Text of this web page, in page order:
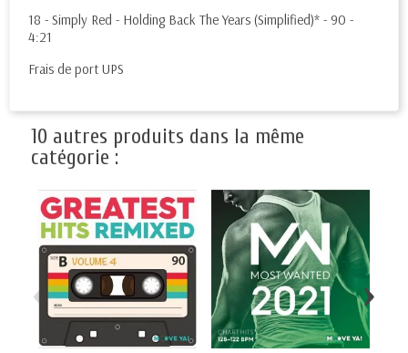
18 - Simply Red - Holding Back The Years (Simplified)* - 90 -
4:21
Frais de port UPS
10 autres produits dans la même
catégorie :
‹ ›